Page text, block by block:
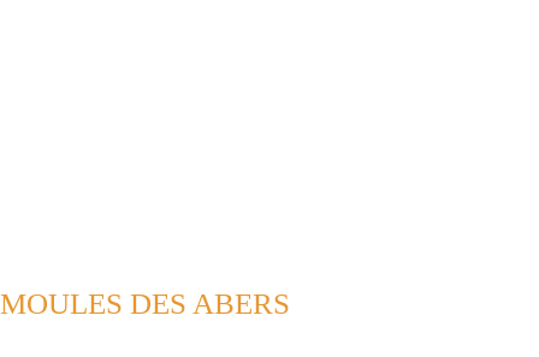
MOULES DES ABERS